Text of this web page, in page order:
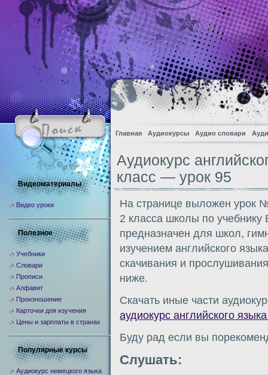
Главная Аудиокурсы Аудио словари
Аудиокурс
класс — урок 95
На странице выложен урок
2 класса школы по
предназначен для школ,
изучением английского
скачивания и
ниже.
Скачать иные части
аудиокурс английского
Буду рад если вы
Слушать:
Видеоматериалы
Видео уроки
Полезное
Учебники
Словари
Прописи
Алфавит
Произношение
Карточки для изучения
Цены и зарплаты в странах
Популярные курсы
Аудиокурс немецкого языка